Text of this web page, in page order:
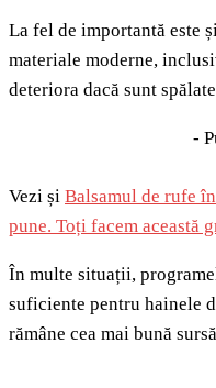
La fel de importantă este
materiale moderne,
deteriora dacă sunt
-
Vezi și Balsamul de rufe
pune. Toți facem această
În multe situații,
suficiente pentru hainele
rămâne cea mai bună